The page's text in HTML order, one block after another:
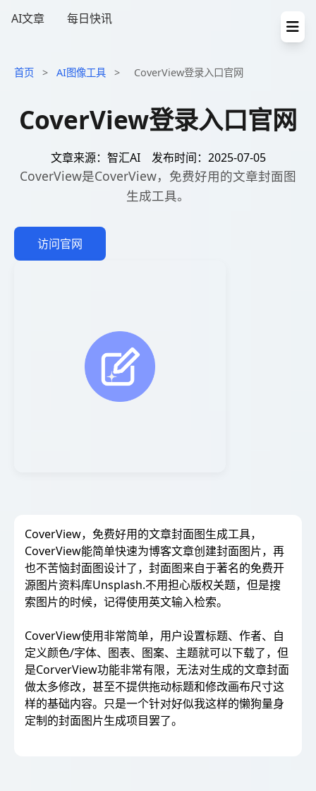
AI文章 每日快讯
首页 > AI图像工具 > CoverView登录入口官网
CoverView登录入口官网
文章来源：智汇AI 发布时间：2025-07-05
CoverView是CoverView，免费好用的文章封面图
生成工具。
访问官网
CoverView，免费好用的文章封面图生成工具，
CoverView能简单快速为博客文章创建封面图片，再
也不苦恼封面图设计了，封面图来自于著名的免费开
源图片资料库Unsplash.不用担心版权关题，但是搜
索图片的时候，记得使用英文输入检索。
CoverView使用非常简单，用户设置标题、作者、自
定义颜色/字体、图表、图案、主题就可以下载了，但
是CorverView功能非常有限，无法对生成的文章封面
做太多修改，甚至不提供拖动标题和修改画布尺寸这
样的基础内容。只是一个针对好似我这样的懒狗量身
定制的封面图片生成项目罢了。